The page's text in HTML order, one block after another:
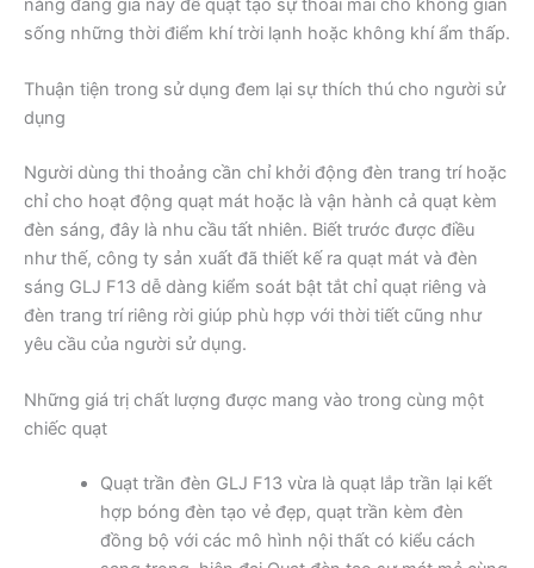
sống những thời điểm khí trời lạnh hoặc không khí ẩm thấp.
Thuận tiện trong sử dụng đem lại sự thích thú cho người sử
dụng
Người dùng thi thoảng cần chỉ khởi động đèn trang trí hoặc
chỉ cho hoạt động quạt mát hoặc là vận hành cả quạt kèm
đèn sáng, đây là nhu cầu tất nhiên. Biết trước được điều
như thế, công ty sản xuất đã thiết kế ra quạt mát và đèn
sáng GLJ F13 dễ dàng kiểm soát bật tắt chỉ quạt riêng và
đèn trang trí riêng rời giúp phù hợp với thời tiết cũng như
yêu cầu của người sử dụng.
Những giá trị chất lượng được mang vào trong cùng một
chiếc quạt
Quạt trần đèn GLJ F13 vừa là quạt lắp trần lại kết
hợp bóng đèn tạo vẻ đẹp, quạt trần kèm đèn
đồng bộ với các mô hình nội thất có kiểu cách